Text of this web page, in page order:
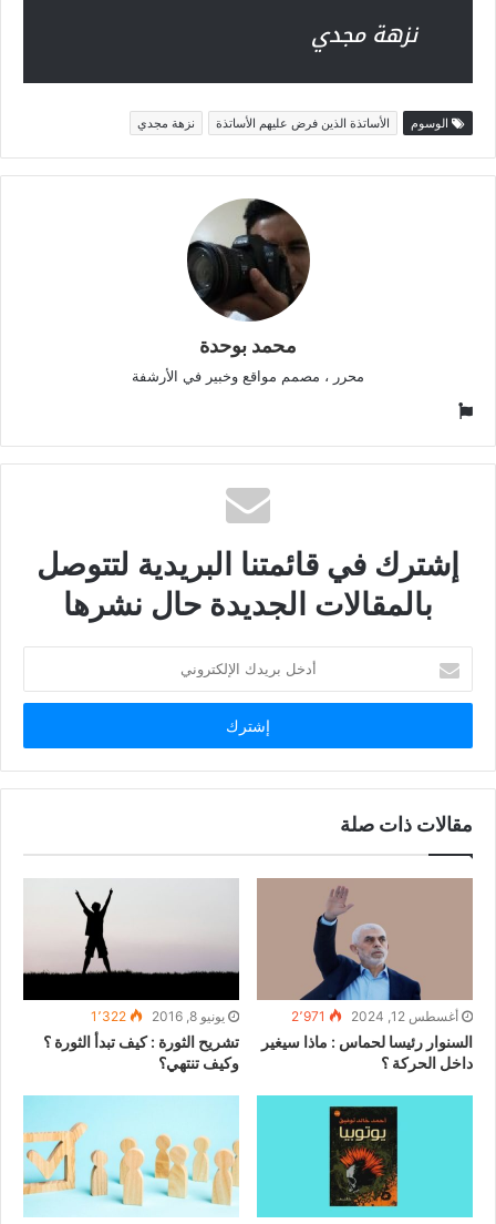
نزهة مجدي
الوسوم الأساتذة الذين فرض عليهم الأساتذة نزهة مجدي
محمد بوحدة
محرر ، مصمم مواقع وخبير في الأرشفة
إشترك في قائمتنا البريدية لتتوصل
بالمقالات الجديدة حال نشرها
بريدك
الإلكتروني
مقالات ذات صلة
أغسطس 12, 2024 2٬971
السنوار رئيسا لحماس : ماذا سيغير
داخل الحركة ؟
يونيو 8, 2016 1٬322
تشريح الثورة : كيف تبدأ الثورة ؟
وكيف تنتهي؟